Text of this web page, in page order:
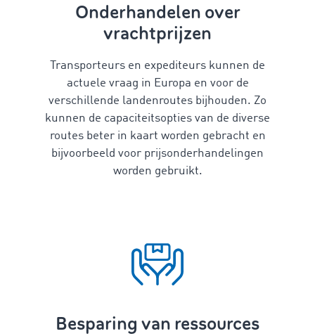
Onderhandelen over
vrachtprijzen
Transporteurs en expediteurs kunnen de
actuele vraag in Europa en voor de
verschillende landenroutes bijhouden. Zo
kunnen de capaciteitsopties van de diverse
routes beter in kaart worden gebracht en
bijvoorbeeld voor prijsonderhandelingen
worden gebruikt.
Besparing van ressources